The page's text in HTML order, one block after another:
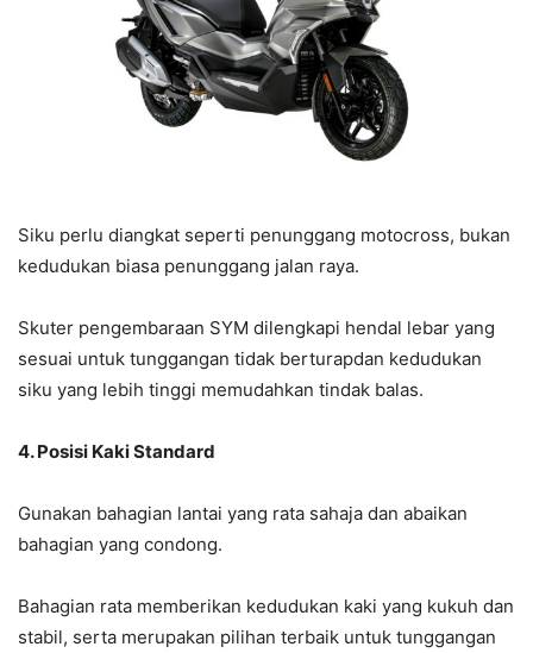
Siku perlu diangkat seperti penunggang motocross, bukan
kedudukan biasa penunggang jalan raya.
Skuter pengembaraan SYM dilengkapi hendal lebar yang
sesuai untuk tunggangan tidak berturapdan kedudukan
siku yang lebih tinggi memudahkan tindak balas.
4. Posisi Kaki Standard
Gunakan bahagian lantai yang rata sahaja dan abaikan
bahagian yang condong.
Bahagian rata memberikan kedudukan kaki yang kukuh dan
stabil, serta merupakan pilihan terbaik untuk tunggangan